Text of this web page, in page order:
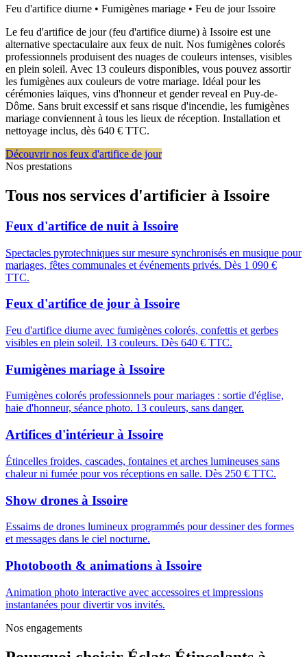
Feu d'artifice diurne • Fumigènes mariage • Feu de jourIssoire
Le feu d'artifice de jour (feu d'artifice diurne) à Issoire est une
alternative spectaculaire aux feux de nuit. Nos fumigènes colorés
professionnels produisent des nuages de couleurs intenses, visibles
en plein soleil. Avec 13 couleurs disponibles, vous pouvez assortir
les fumigènes aux couleurs de votre mariage. Idéal pour les
cérémonies laïques, vins d'honneur et gender reveal en Puy-de-
Dôme. Sans bruit excessif et sans risque d'incendie, les fumigènes
mariage conviennent à tous les lieux de réception. Installation et
nettoyage inclus, dès 640 € TTC.
Découvrir nos feux d'artifice de jour
Nos prestations
Tous nos services d'artificier à Issoire
Feux d'artifice de nuit à Issoire
Spectacles pyrotechniques sur mesure synchronisés en musique pour
mariages, fêtes communales et événements privés. Dès 1 090 €
TTC.
Feux d'artifice de jour à Issoire
Feu d'artifice diurne avec fumigènes colorés, confettis et gerbes
visibles en plein soleil. 13 couleurs. Dès 640 € TTC.
Fumigènes mariage à Issoire
Fumigènes colorés professionnels pour mariages : sortie d'église,
haie d'honneur, séance photo. 13 couleurs, sans danger.
Artifices d'intérieur à Issoire
Étincelles froides, cascades, fontaines et arches lumineuses sans
chaleur ni fumée pour vos réceptions en salle. Dès 250 € TTC.
Show drones à Issoire
Essaims de drones lumineux programmés pour dessiner des formes
et messages dans le ciel nocturne.
Photobooth & animations à Issoire
Animation photo interactive avec accessoires et impressions
instantanées pour divertir vos invités.
Nos engagements